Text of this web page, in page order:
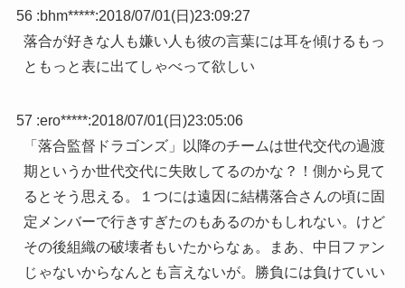
56 :bhm*****:2018/07/01(日)23:09:27
落合が好きな人も嫌い人も彼の言葉には耳を傾けるもっ
ともっと表に出てしゃべって欲しい
57 :ero*****:2018/07/01(日)23:05:06
「落合監督ドラゴンズ」以降のチームは世代交代の過渡
期というか世代交代に失敗してるのかな？！側から見て
るとそう思える。１つには遠因に結構落合さんの頃に固
定メンバーで行きすぎたのもあるのかもしれない。けど
その後組織の破壊者もいたからなぁ。まあ、中日ファン
じゃないからなんとも言えないが。勝負には負けていい